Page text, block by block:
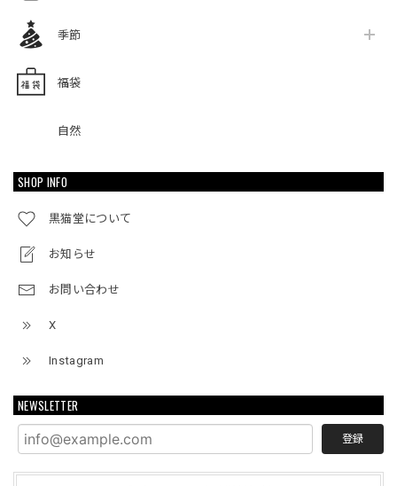
季節
福袋
自然
SHOP INFO
黒猫堂について
お知らせ
お問い合わせ
X
Instagram
NEWSLETTER
登録